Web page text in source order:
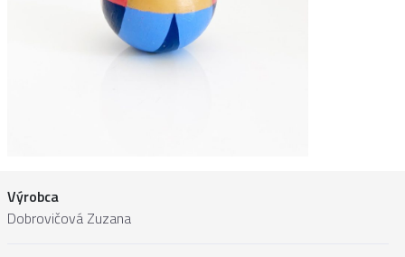
Výrobca
Dobrovičová Zuzana